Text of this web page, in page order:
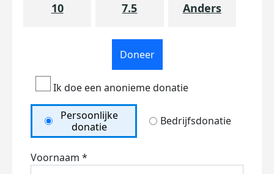
10 7.5 Anders
Doneer
Ik doe een anonieme donatie
Persoonlijke
donatie
Bedrijfsdonatie
Voornaam *